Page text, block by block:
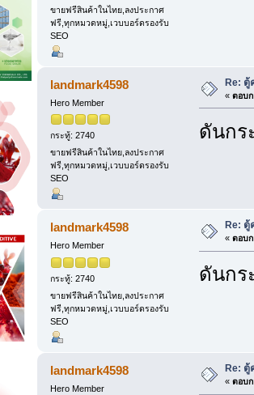
ขายฟรีสินค้าในไทย,ลงประกาศ
ฟรี,ทุกหมวดหมู่,เวบบอร์ดรองรับ
SEO
landmark4598
Hero Member
กระทู้: 2740
ขายฟรีสินค้าในไทย,ลงประกาศ
ฟรี,ทุกหมวดหมู่,เวบบอร์ดรองรับ
SEO
Re: ตู้
« ตอบก
ดันกร
landmark4598
Hero Member
กระทู้: 2740
ขายฟรีสินค้าในไทย,ลงประกาศ
ฟรี,ทุกหมวดหมู่,เวบบอร์ดรองรับ
SEO
Re: ตู้
« ตอบก
ดันกร
landmark4598
Hero Member
Re: ตู้
« ตอบก